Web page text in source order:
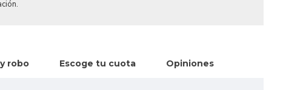
robo Escoge tu cuota Opiniones